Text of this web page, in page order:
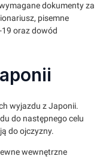
dokumenty za
pisemne
oraz dowód
wyjazdu z Japonii.
do następnego celu
do ojczyzny.
wewnętrzne